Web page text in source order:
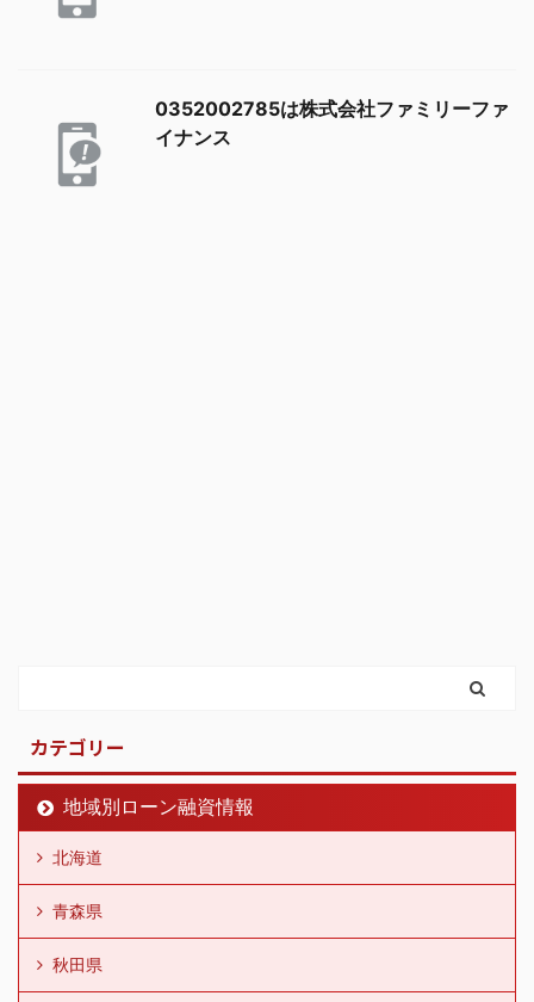
0352002785は株式会社ファミリーファ
イナンス
カテゴリー
地域別ローン融資情報
北海道
青森県
秋田県